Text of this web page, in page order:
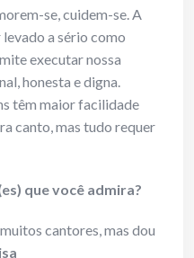
se, cuidem-se. A
a sério como
executar nossa
honesta e digna.
têm maior facilidade
canto, mas tudo requer
que você admira?
cantores, mas dou